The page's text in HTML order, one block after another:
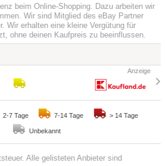
beim Online-Shopping. Dazu arbeiten wir
Wir sind Mitglied des eBay Partner
Wir erhalten eine kleine Vergütung für
ohne deinen Kaufpreis zu beeinflussen.
2-7 Tage 7-14 Tage > 14 Tage
Unbekannt